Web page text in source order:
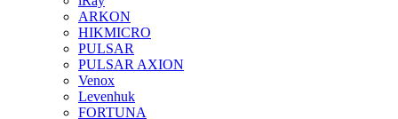
ARKON
HIKMICRO
PULSAR
PULSAR AXION
Venox
Levenhuk
FORTUNA